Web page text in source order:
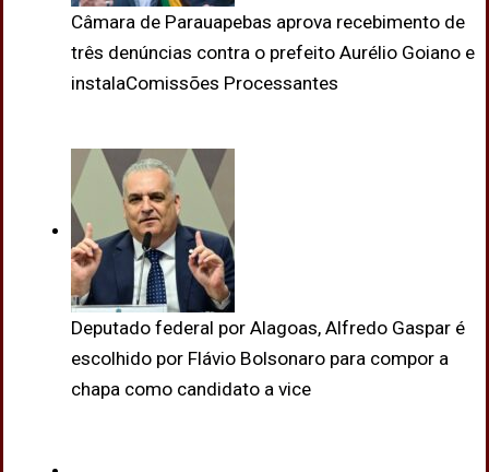
Câmara de Parauapebas aprova recebimento de
três denúncias contra o prefeito Aurélio Goiano e
instalaComissões Processantes
Deputado federal por Alagoas, Alfredo Gaspar é
escolhido por Flávio Bolsonaro para compor a
chapa como candidato a vice